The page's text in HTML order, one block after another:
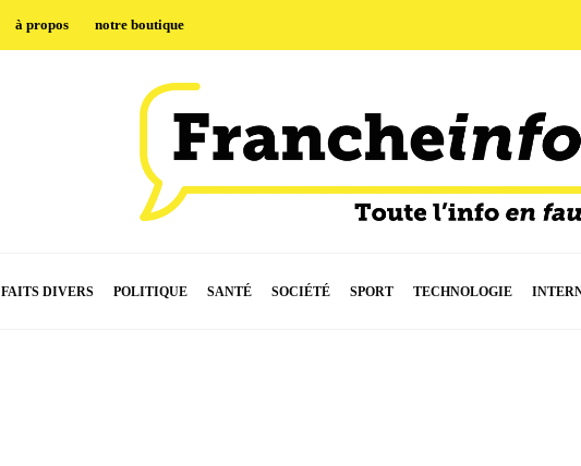
à propos notre boutique
FAITS DIVERS POLITIQUE SANTÉ SOCIÉTÉ SPORT TECHNOLOGIE